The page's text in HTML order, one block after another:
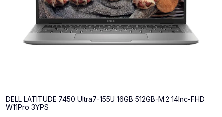
DELL LATITUDE 7450 Ultra7-155U 16GB 512GB-M.2 14Inc-FHD
W11Pro 3YPS